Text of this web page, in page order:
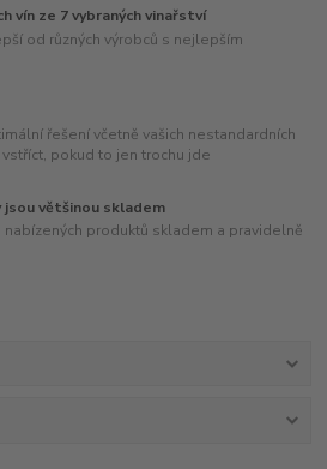
vín ze 7 vybraných vinařství
od různých výrobců s nejlepším
řešení včetně vašich nestandardních
pokud to jen trochu jde
většinou skladem
produktů skladem a pravidelně